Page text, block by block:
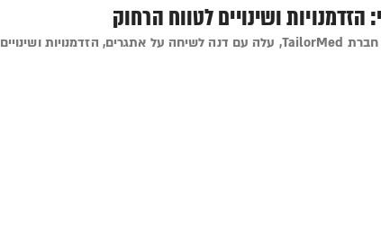
ושינויים לטווח הרחוק
שרוליק דבורסקי, מנכ"ל ואחד ממייסדיה של חברת TailorMed, עלה עם דנה לשיחה על אתגרים, הזדמנויות ושינויים